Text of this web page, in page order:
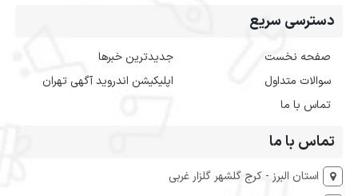
دسترسی سریع
صفحه نخست
سوالات متداول
تماس با ما
جدیدترین خبرها
اپلیکیشن اندروید آگهی تهران
تماس با ما
استان البرز - کرج گلشهر گلزار غربی